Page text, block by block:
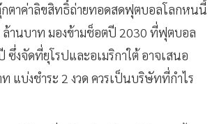
ตาค่าลิขสิทธิ์ถ่ายทอดสดฟุตบอลโลกหนนี้
ล้านบาท มองข้ามช็อตปี 2030 ที่ฟุตบอล
ซึ่งจัดที่ยุโรปและอเมริกาใต้ อาจเสนอ
แบ่งชำระ 2 งวด ควรเป็นบริษัทที่กำไร